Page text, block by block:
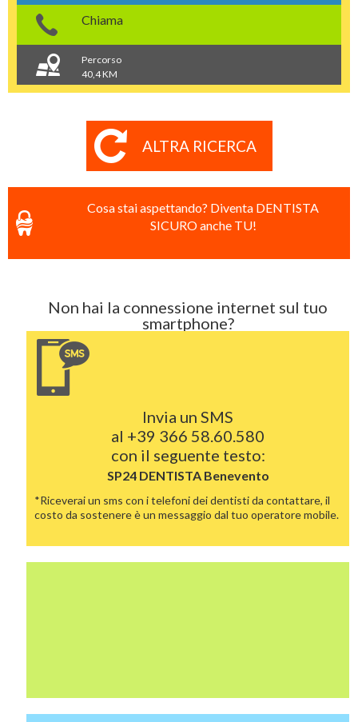
Chiama
Percorso
40,4 KM
ALTRA RICERCA
Cosa stai aspettando? Diventa DENTISTA
SICURO anche TU!
Non hai la connessione internet sul tuo
smartphone?
Invia un SMS
al +39 366 58.60.580
con il seguente testo:
SP24 DENTISTA Benevento
*Riceverai un sms con i telefoni dei dentisti da contattare, il
costo da sostenere è un messaggio dal tuo operatore mobile.